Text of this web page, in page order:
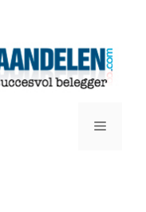
Menu